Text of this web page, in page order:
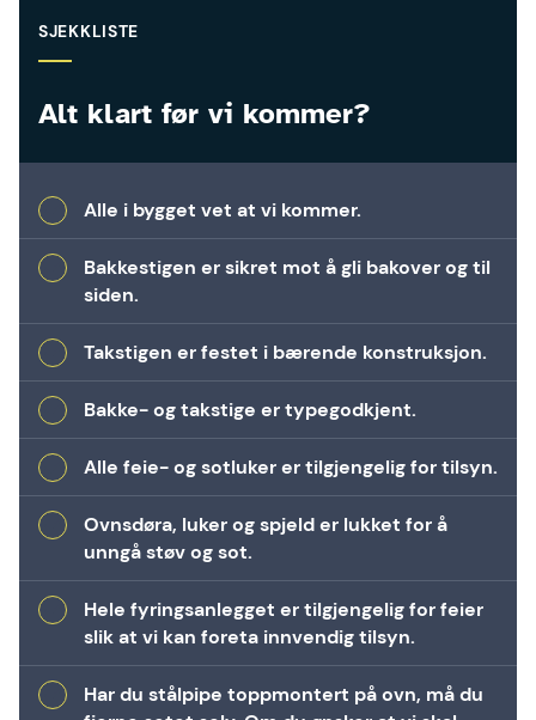
SJEKKLISTE
Alt klart før vi kommer?
Alle i bygget vet at vi kommer.
Bakkestigen er sikret mot å gli bakover og til
siden.
Takstigen er festet i bærende konstruksjon.
Bakke- og takstige er typegodkjent.
Alle feie- og sotluker er tilgjengelig for tilsyn.
Ovnsdøra, luker og spjeld er lukket for å
unngå støv og sot.
Hele fyringsanlegget er tilgjengelig for feier
slik at vi kan foreta innvendig tilsyn.
Har du stålpipe toppmontert på ovn, må du